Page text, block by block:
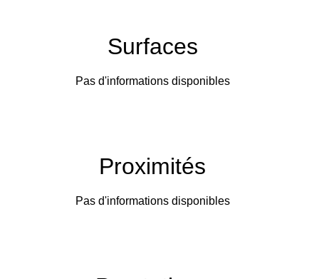
Surfaces
Pas d'informations disponibles
Proximités
Pas d'informations disponibles